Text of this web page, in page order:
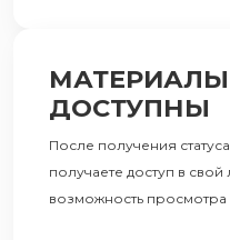
МАТЕРИАЛЫ
ДОСТУПНЫ
После получения
получаете доступ в
возможность